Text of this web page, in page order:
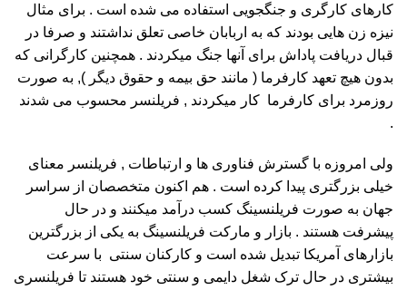
کارهای کارگری و جنگجویی استفاده می شده است . برای مثال
نیزه زن هایی بودند که به اربابان خاصی تعلق نداشتند و صرفا در
قبال دریافت پاداش برای آنها جنگ میکردند . همچنین کارگرانی که
بدون هیچ تعهد کارفرما ( مانند حق بیمه و حقوق دیگر ), به صورت
روزمرد برای کارفرما کار میکردند , فریلنسر محسوب می شدند
.
ولی امروزه با گسترش فناوری ها و ارتباطات , فریلنسر معنای
خیلی بزرگتری پیدا کرده است . هم اکنون متخصصان از سراسر
جهان به صورت فریلنسینگ کسب درآمد میکنند و در حال
پیشرفت هستند . بازار و مارکت فریلنسینگ به یکی از بزرگترین
بازارهای آمریکا تبدیل شده است و کارکنان سنتی با سرعت
بیشتری در حال ترک شغل دایمی و سنتی خود هستند تا فریلنسری